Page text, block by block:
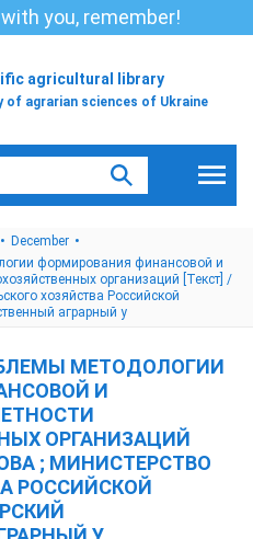
you, remember!
agricultural library
of agrarian sciences of Ukraine
December
формирования финансовой и
организаций [Текст] /
хозяйства Российской
аграрный у
МЕТОДОЛОГИИ
И
ОРГАНИЗАЦИЙ
; МИНИСТЕРСТВО
РОССИЙСКОЙ